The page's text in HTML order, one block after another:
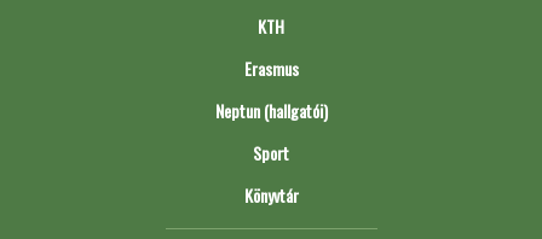
KTH
Erasmus
Neptun (hallgatói)
Sport
Könyvtár